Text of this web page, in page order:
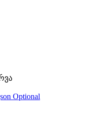
Optional